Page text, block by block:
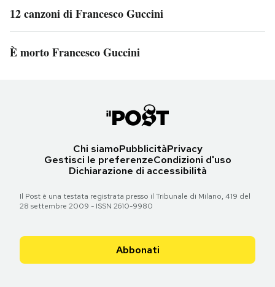
12 canzoni di Francesco Guccini
È morto Francesco Guccini
Chi siamoPubblicitàPrivacy
Gestisci le preferenzeCondizioni d'uso
Dichiarazione di accessibilità
Il Post è una testata registrata presso il Tribunale di Milano, 419 del
28 settembre 2009 - ISSN 2610-9980
Abbonati